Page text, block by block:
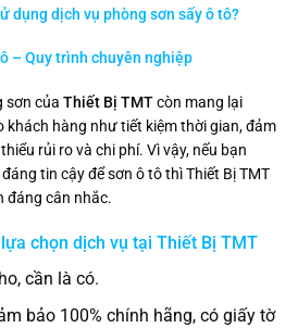
dụng dịch vụ phòng sơn sấy ô tô?
– Quy trình chuyên nghiệp
sơn của Thiết Bị TMTcòn mang lại
khách hàng như tiết kiệm thời gian, đảm
rủi ro và chi phí. Vì vậy, nếu bạn
tin cậy để sơn ô tô thì Thiết Bị TMT
đáng cân nhắc.
chọn dịch vụ tại Thiết Bị TMT
cần là có.
bảo 100% chính hãng, có giấy tờ